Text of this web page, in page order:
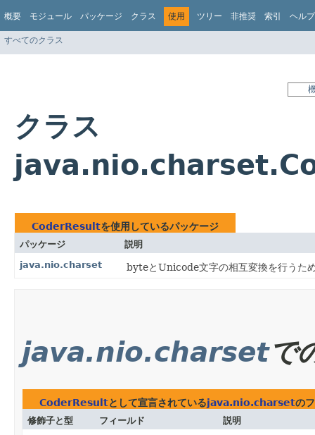
概要 モジュール パッケージ クラス 使用 ツリー 非推奨 索引 ヘルプ
すべてのクラス
クラス
CoderResultを使用しているパッケージ
パッケージ
説明
java.nio.charset
byteとUnicode文字の相互変換を行うた
java.nio.charsetで
CoderResultとして宣言されているjava.nio.charsetの
修飾子と型 フィールド 説明